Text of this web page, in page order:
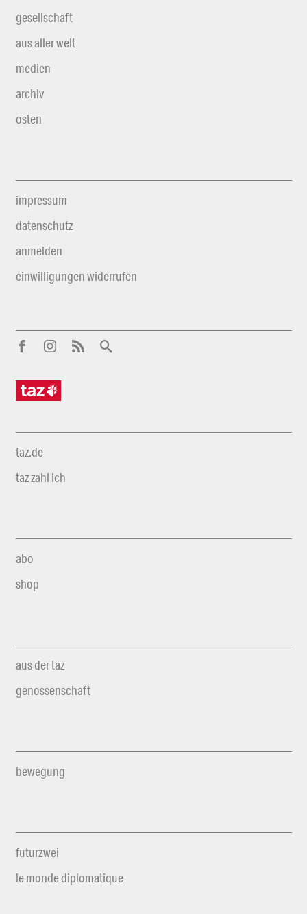
gesellschaft
aus aller welt
medien
archiv
osten
impressum
datenschutz
anmelden
einwilligungen widerrufen
taz.de
taz zahl ich
abo
shop
aus der taz
genossenschaft
bewegung
futurzwei
le monde diplomatique